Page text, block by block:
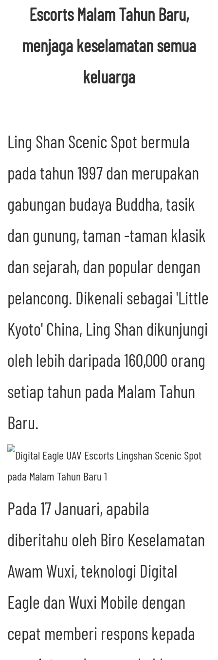
Escorts Malam Tahun Baru,
menjaga keselamatan semua
keluarga
Ling Shan Scenic Spot bermula
pada tahun 1997 dan merupakan
gabungan budaya Buddha, tasik
dan gunung, taman -taman klasik
dan sejarah, dan popular dengan
pelancong. Dikenali sebagai 'Little
Kyoto' China, Ling Shan dikunjungi
oleh lebih daripada 160,000 orang
setiap tahun pada Malam Tahun
Baru.
Pada 17 Januari, apabila
diberitahu oleh Biro Keselamatan
Awam Wuxi, teknologi Digital
Eagle dan Wuxi Mobile dengan
cepat memberi respons kepada